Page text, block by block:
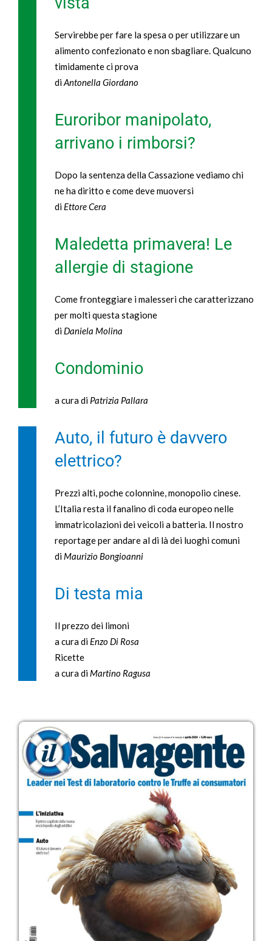
Servirebbe per fare la spesa o per utilizzare un
alimento confezionato e non sbagliare. Qualcuno
timidamente ci prova
diAntonella Giordano
Euroribor manipolato,
arrivano i rimborsi?
Dopo la sentenza della Cassazione vediamo chi
ne ha diritto e come deve muoversi
di Ettore Cera
Maledetta primavera! Le
allergie di stagione
Come fronteggiare i malesseri che caratterizzano
per molti questa stagione
di Daniela Molina
Condominio
a cura di Patrizia Pallara
Auto, il futuro è davvero
elettrico?
Prezzi alti, poche colonnine, monopolio cinese.
L’Italia resta il fanalino di coda europeo nelle
immatricolazioni dei veicoli a batteria. Il nostro
reportage per andare al di là dei luoghi comuni
di Maurizio Bongioanni
Di testa mia
Il prezzo dei limoni
a cura di Enzo Di Rosa
Ricette
a cura di Martino Ragusa